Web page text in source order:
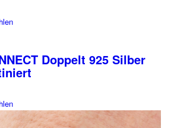
mehrere
Varianten
Optionen
können
Doppelt 925 Silber
Produkt